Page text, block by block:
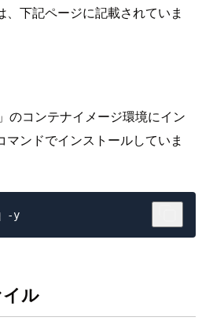
下記ページに記載されていま
のコンテナイメージ環境にイン
ンドでインストールしていま
ル